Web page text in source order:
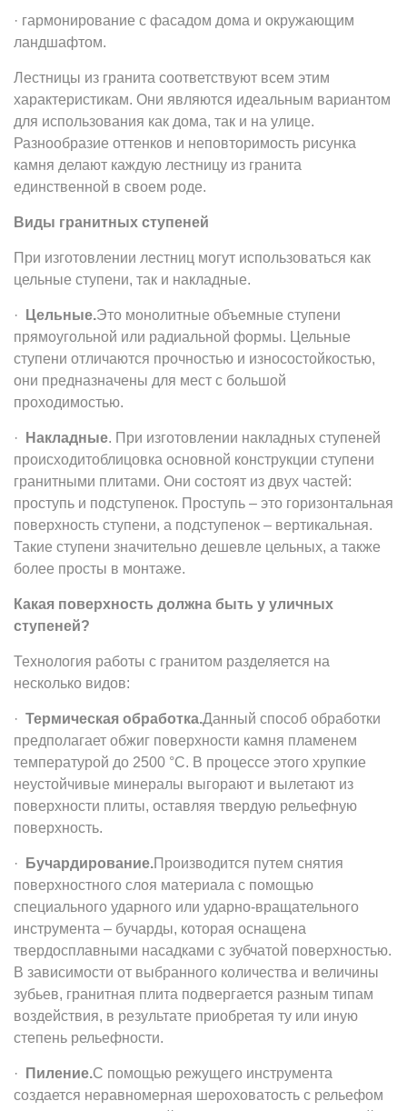
· гармонирование с фасадом дома и окружающим
ландшафтом.
Лестницы из гранита соответствуют всем этим
характеристикам. Они являются идеальным вариантом
для использования как дома, так и на улице.
Разнообразие оттенков и неповторимость рисунка
камня делают каждую лестницу из гранита
единственной в своем роде.
Виды гранитных ступеней
При изготовлении лестниц могут использоваться как
цельные ступени, так и накладные.
· Цельные.Это монолитные объемные ступени
прямоугольной или радиальной формы. Цельные
ступени отличаются прочностью и износостойкостью,
они предназначены для мест с большой
проходимостью.
· Накладные. При изготовлении накладных ступеней
происходитоблицовка основной конструкции ступени
гранитными плитами. Они состоят из двух частей:
проступь и подступенок. Проступь – это горизонтальная
поверхность ступени, а подступенок – вертикальная.
Такие ступени значительно дешевле цельных, а также
более просты в монтаже.
Какая поверхность должна быть у уличных
ступеней?
Технология работы с гранитом разделяется на
несколько видов:
· Термическая обработка.Данный способ обработки
предполагает обжиг поверхности камня пламенем
температурой до 2500 °С. В процессе этого хрупкие
неустойчивые минералы выгорают и вылетают из
поверхности плиты, оставляя твердую рельефную
поверхность.
· Бучардирование.Производится путем снятия
поверхностного слоя материала с помощью
специального ударного или ударно-вращательного
инструмента – бучарды, которая оснащена
твердосплавными насадками с зубчатой поверхностью.
В зависимости от выбранного количества и величины
зубьев, гранитная плита подвергается разным типам
воздействия, в результате приобретая ту или иную
степень рельефности.
· Пиление.С помощью режущего инструмента
создается неравномерная шероховатость с рельефом